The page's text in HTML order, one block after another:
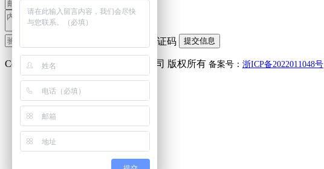
Copyright(C) 艾弗尔声学工程有限公司 版权所有 备案号： 浙ICP备2022011048号
微信咨询
李小姐：
17374110019